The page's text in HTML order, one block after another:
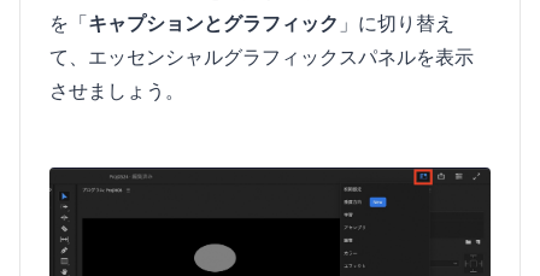
を「キャプションとグラフィック 」に切り替え
て、エッセンシャルグラフィックスパネルを表示
させましょう。